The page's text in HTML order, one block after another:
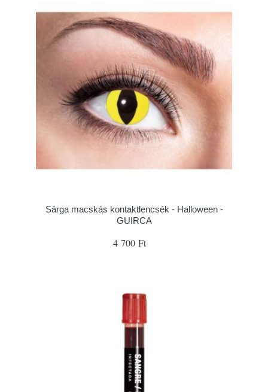
Sárga macskás kontaktlencsék - Halloween -
GUIRCA
4 700 Ft